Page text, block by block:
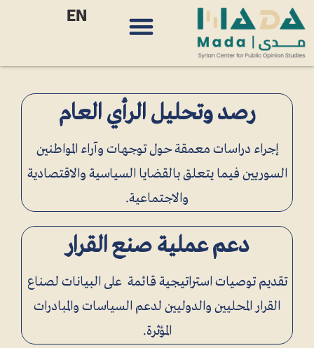
EN
رصد وتحليل الرأي العام
إجراء دراسات معمقة حول توجهات وآراء المواطنين
السوريين فيما يتعلق بالقضايا السياسية والاقتصادية
والاجتماعية.
دعم عملية صنع القرار
تقديم توصيات استراتيجية قائمة على البيانات لصناع
القرار المحليين والدوليين لدعم السياسات والمبادرات
المؤثرة.